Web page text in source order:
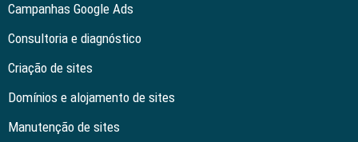
Campanhas Google Ads
Consultoria e diagnóstico
Criação de sites
Domínios e alojamento de sites
Manutenção de sites